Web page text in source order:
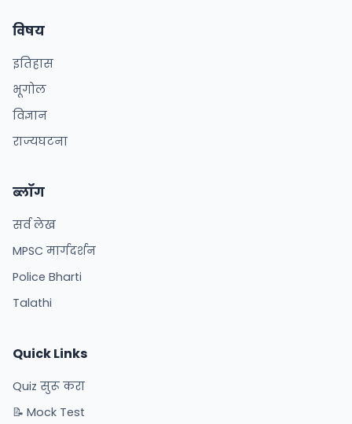
विषय
इतिहास
भूगोल
विज्ञान
राज्यघटना
ब्लॉग
सर्व लेख
MPSC मार्गदर्शन
Police Bharti
Talathi
Quick Links
Quiz सुरू करा
📝 Mock Test